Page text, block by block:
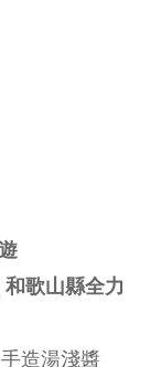
歌山縣全力
造湯淺醬